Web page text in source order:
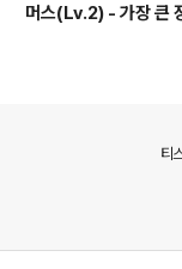
머스(Lv.2) - 가장 큰
티